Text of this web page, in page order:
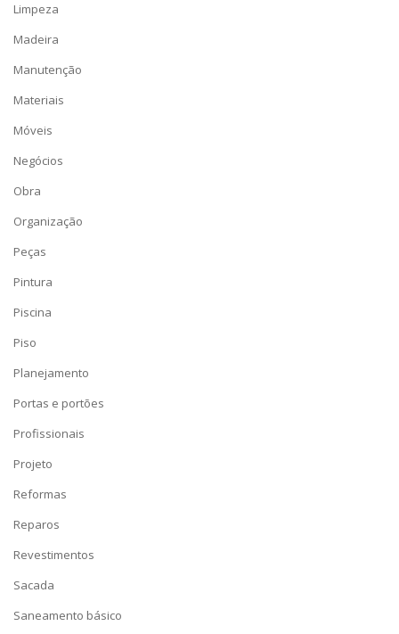
Limpeza
Madeira
Manutenção
Materiais
Móveis
Negócios
Obra
Organização
Peças
Pintura
Piscina
Piso
Planejamento
Portas e portões
Profissionais
Projeto
Reformas
Reparos
Revestimentos
Sacada
Saneamento básico